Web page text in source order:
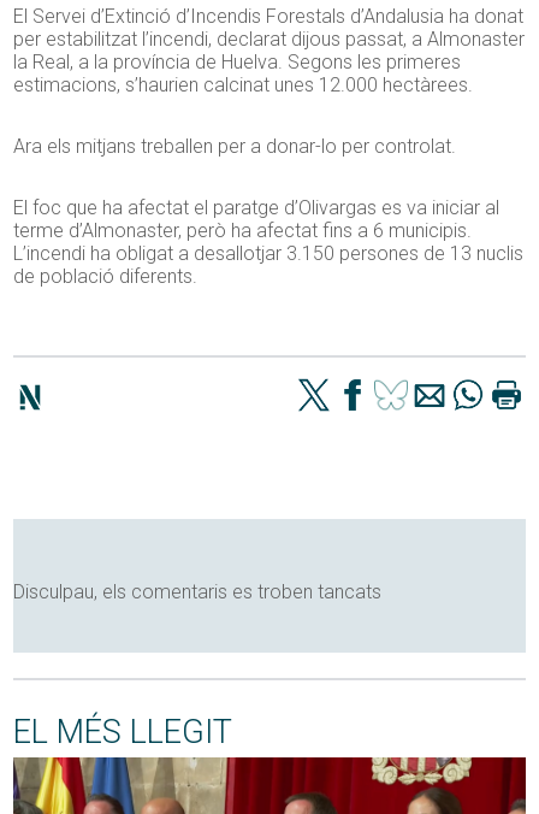
El Servei d’Extinció d’Incendis Forestals d’Andalusia ha donat
per estabilitzat l’incendi, declarat dijous passat, a Almonaster
la Real, a la província de Huelva. Segons les primeres
estimacions, s’haurien calcinat unes 12.000 hectàrees.
Ara els mitjans treballen per a donar-lo per controlat.
El foc que ha afectat el paratge d’Olivargas es va iniciar al
terme d’Almonaster, però ha afectat fins a 6 municipis.
L’incendi ha obligat a desallotjar 3.150 persones de 13 nuclis
de població diferents.
Disculpau, els comentaris es troben tancats
EL MÉS LLEGIT